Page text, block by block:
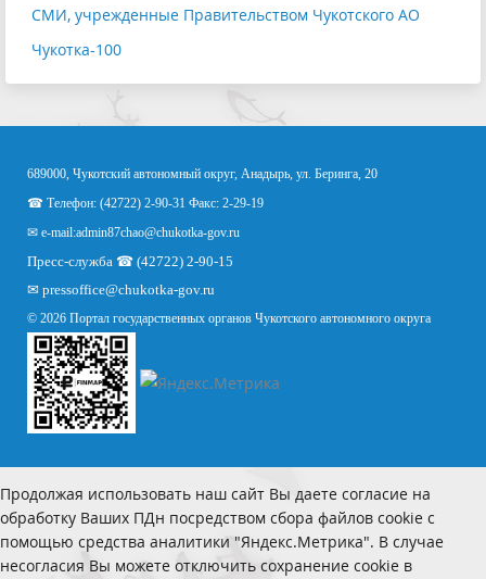
СМИ, учрежденные Правительством Чукотского АО
Чукотка-100
689000, Чукотский автономный округ, Анадырь, ул. Беринга, 20
☎ Телефон: (42722) 2-90-31 Факс: 2-29-19
✉ e-mail:admin87chao@chukotka-gov.ru
Пресс-служба ☎ (42722) 2-90-15
✉ pressoffice@chukotka-gov.ru
© 2026 Портал государственных органов Чукотского автономного округа
Продолжая использовать наш сайт Вы даете согласие на
обработку Ваших ПДн посредством сбора файлов cookie с
помощью средства аналитики "Яндекс.Метрика". В случае
несогласия Вы можете отключить сохранение cookie в